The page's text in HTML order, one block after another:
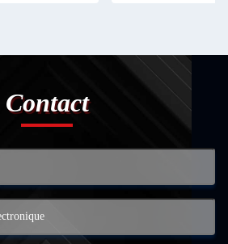
Contact